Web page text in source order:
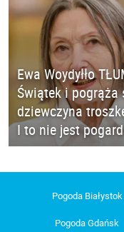
Ewa Woydyłło
Świątek i pogrąża
dziewczyna
I to nie jest
Pogoda Białystok
Pogoda Gdańsk